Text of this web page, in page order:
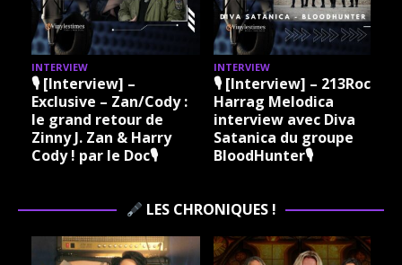
INTERVIEW
🎙 [Interview] –
Exclusive – Zan/Cody :
le grand retour de
Zinny J. Zan & Harry
Cody ! par le Doc🎙
INTERVIEW
🎙 [Interview] – 213Rock
Harrag Melodica
interview avec Diva
Satanica du groupe
BloodHunter🎙
LES CHRONIQUES !